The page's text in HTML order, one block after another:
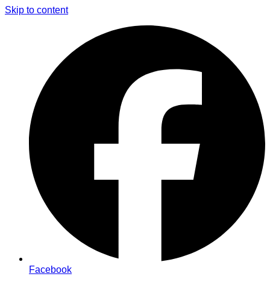
Skip to content
Facebook